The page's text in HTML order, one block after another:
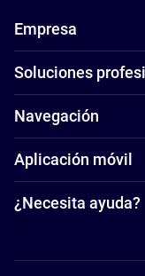
Empresa
Soluciones
Navegación
Aplicación móvil
¿Necesita ayuda?